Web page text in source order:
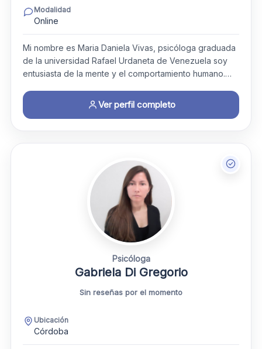
Modalidad
Online
Mi nombre es Maria Daniela Vivas, psicóloga graduada
de la universidad Rafael Urdaneta de Venezuela soy
entusiasta de la mente y el comportamiento humano.…
Ver perfil completo
Psicóloga
Gabriela Di Gregorio
Sin reseñas por el momento
Ubicación
Córdoba